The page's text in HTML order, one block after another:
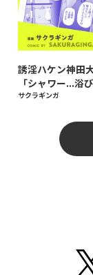
誘淫ハケン神田
「シャワー...浴
サクラギンガ